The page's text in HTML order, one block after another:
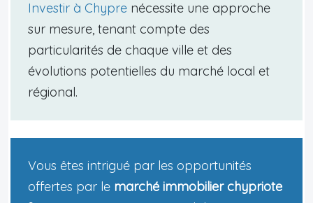
Investir à Chypre nécessite une approche
sur mesure, tenant compte des
particularités de chaque ville et des
évolutions potentielles du marché local et
régional.
Vous êtes intrigué par les opportunités
offertes par le marché immobilier chypriote